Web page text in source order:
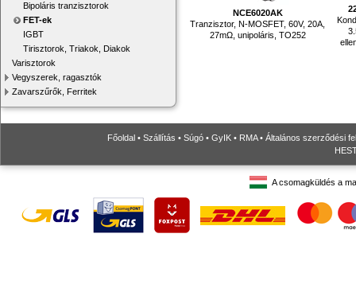
Bipoláris tranzisztorok
FET-ek
IGBT
Tirisztorok, Triakok, Diakok
Varisztorok
Vegyszerek, ragasztók
Zavarszűrők, Ferritek
NCE6020AK
Tranzisztor, N-MOSFET, 60V, 20A,
27mΩ, unipoláris, TO252
Főoldal • Szállítás • Súgó • GyIK • RMA• Általános szerződési
A csomagküldés a